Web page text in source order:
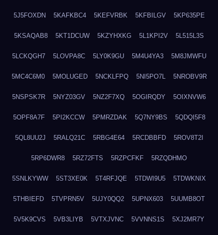
5J5FOXDN 5KAFKBC4 5KEFVRBK 5KFBILGV 5KP635PE
5KSAQAB8 5KT1DCUW 5KZYHXKG 5L1KPI2V 5L515L3S
5LCKQGH7 5LOVPA8C 5LY0K9GU 5M4U4YA3 5M8JMWFU
5MC4C6M0 5MOLUGED 5NCKLFPQ 5NI5PO7L 5NROBV9R
5NSPSK7R 5NYZ03GV 5NZ2F7XQ 5OGIRQDY 5OIXNVW6
5OPF8A7F 5PI2KCCW 5PMRZDAK 5Q7NY9BS 5QDQI5F8
5QL8UU2J 5RALQ21C 5RBG4E64 5RCDBBFD 5ROV8T2I
5RP6DWR8 5RZ72FTS 5RZPCFKF 5RZQDHMO
5SNLKYWW 5ST3XE0K 5T4RFJQE 5TDWI9U5 5TDWKNIX
5THBIEFD 5TVPRN5V 5UJY0QQ2 5UPNX603 5UUMB8OT
5V5K9CVS 5VB3LIYB 5VTXJVNC 5VVNNS1S 5XJ2MR7Y